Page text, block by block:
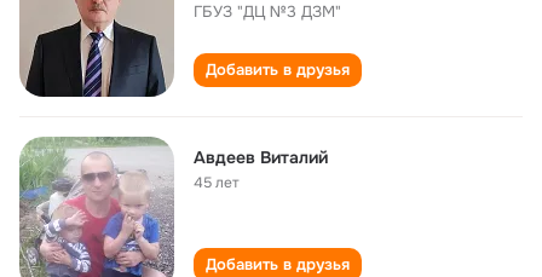
ГБУЗ "ДЦ №3 ДЗМ"
Добавить в друзья
Авдеев Виталий
45 лет
Добавить в друзья